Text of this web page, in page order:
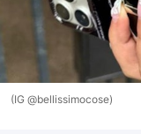
(IG @bellissimocose)